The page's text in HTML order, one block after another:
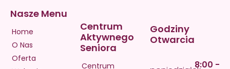
Nasze Menu
Home
O Nas
Oferta
Centrum
Aktywnego
Seniora
Centrum
Godziny
Otwarcia
8:00 -